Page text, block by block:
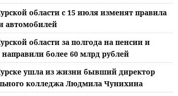
области с 15 июля изменят правила
автомобилей
области за полгода на пенсии и
направили более 60 млрд рублей
ушла из жизни бывший директор
колледжа Людмила Чунихина